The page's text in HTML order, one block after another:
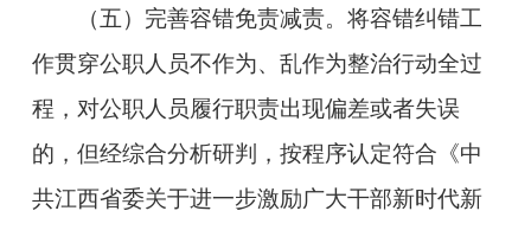
（五）完善容错免责减责。将容错纠错工
作贯穿公职人员不作为、乱作为整治行动全过
程，对公职人员履行职责出现偏差或者失误
的，但经综合分析研判，按程序认定符合《中
共江西省委关于进一步激励广大干部新时代新